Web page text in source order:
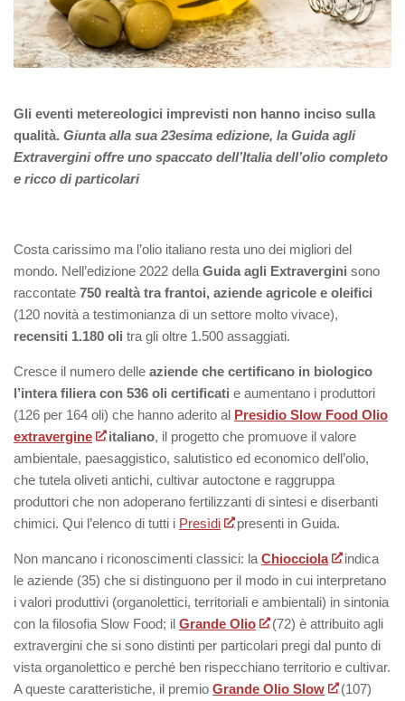
Gli eventi metereologici imprevisti non hanno inciso sulla
qualità. Giunta alla sua 23esima edizione, la Guida agli
Extravergini offre uno spaccato dell’Italia dell’olio completo
e ricco di particolari
Costa carissimo ma l’olio italiano resta uno dei migliori del
mondo. Nell’edizione 2022 della Guida agli Extravergini sono
raccontate 750 realtà tra frantoi, aziende agricole e oleifici
(120 novità a testimonianza di un settore molto vivace),
recensiti 1.180 oli tra gli oltre 1.500 assaggiati.
Cresce il numero delle aziende che certificano in biologico
l’intera filiera con 536 oli certificati e aumentano i produttori
(126 per 164 oli) che hanno aderito al Presidio Slow Food Olio
extravergine
italiano, il progetto che promuove il valore
ambientale, paesaggistico, salutistico ed economico dell’olio,
che tutela oliveti antichi, cultivar autoctone e raggruppa
produttori che non adoperano fertilizzanti di sintesi e diserbanti
chimici. Qui l’elenco di tutti i Presìdi presenti in Guida.
Non mancano i riconoscimenti classici: la Chiocciola
indica
le aziende (35) che si distinguono per il modo in cui interpretano
i valori produttivi (organolettici, territoriali e ambientali) in sintonia
con la filosofia Slow Food; il Grande Olio
(72) è attribuito agli
extravergini che si sono distinti per particolari pregi dal punto di
vista organolettico e perché ben rispecchiano territorio e cultivar.
A queste caratteristiche, il premio Grande Olio Slow
(107)